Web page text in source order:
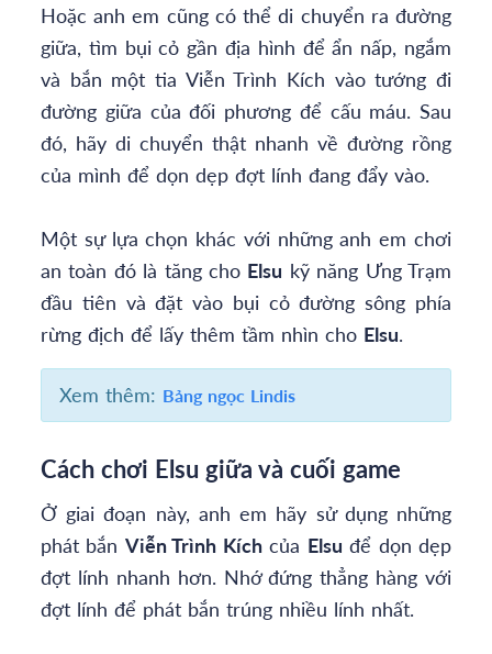
Hoặc anh em cũng có thể di chuyển ra đường
giữa, tìm bụi cỏ gần địa hình để ẩn nấp, ngắm
và bắn một tia Viễn Trình Kích vào tướng đi
đường giữa của đối phương để cấu máu. Sau
đó, hãy di chuyển thật nhanh về đường rồng
của mình để dọn dẹp đợt lính đang đẩy vào.
Một sự lựa chọn khác với những anh em chơi
an toàn đó là tăng cho Elsu kỹ năng Ưng Trạm
đầu tiên và đặt vào bụi cỏ đường sông phía
rừng địch để lấy thêm tầm nhìn cho Elsu.
Xem thêm: Bảng ngọc Lindis
Cách chơi Elsu giữa và cuối game
Ở giai đoạn này, anh em hãy sử dụng những
phát bắn Viễn Trình Kíchcủa Elsu để dọn dẹp
đợt lính nhanh hơn. Nhớ đứng thẳng hàng với
đợt lính để phát bắn trúng nhiều lính nhất.